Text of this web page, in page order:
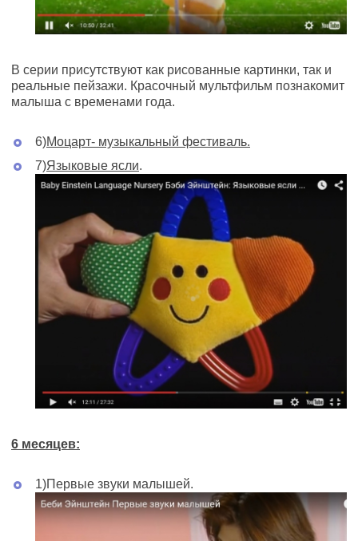
В серии присутствуют как рисованные картинки, так и
реальные пейзажи. Красочный мультфильм познакомит
малыша с временами года.
6)Моцарт- музыкальный фестиваль.
7)Языковые ясли.
6 месяцев:
1)Первые звуки малышей.